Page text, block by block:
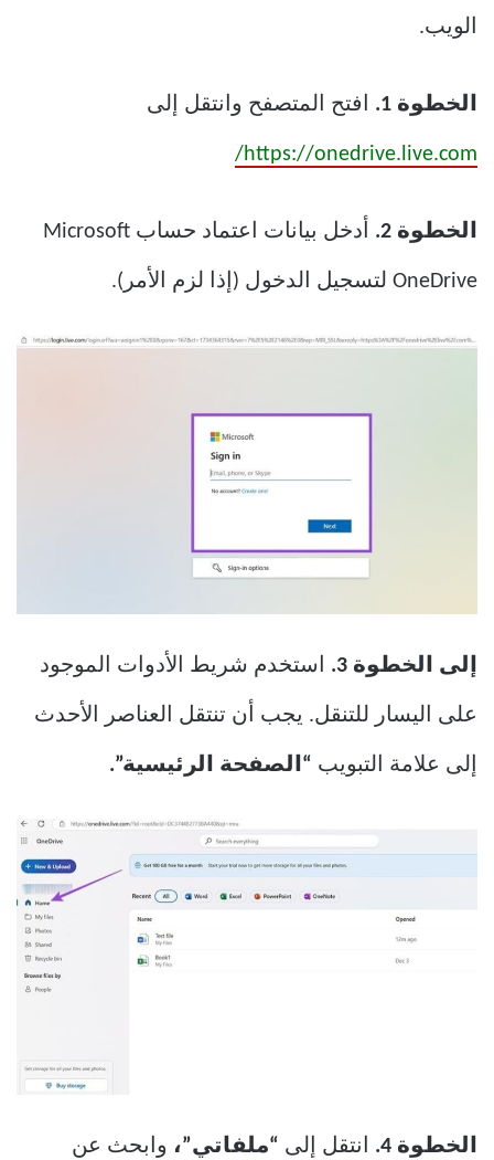
الويب.
الخطوة 1. افتح المتصفح وانتقل إلى
https://onedrive.live.com/
الخطوة 2. أدخل بيانات اعتماد حساب Microsoft
OneDrive لتسجيل الدخول (إذا لزم الأمر).
إلى الخطوة 3. استخدم شريط الأدوات الموجود
على اليسار للتنقل. يجب أن تنتقل العناصر الأحدث
إلى علامة التبويب “الصفحة الرئيسية”.
الخطوة 4. انتقل إلى “ملفاتي”، وابحث عن